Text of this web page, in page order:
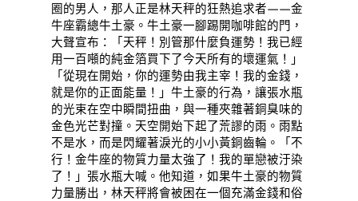
圈的男人，那人正是林天秤的狂熱追求者——金
牛座霸總牛土豪。牛土豪一腳踢開咖啡館的門，
大聲宣布：「天秤！別管那什麼負運勢！我已經
用一百噸的純金箔買下了今天所有的壞運氣！」
「從現在開始，你的運勢由我主宰！我的金錢，
就是你的正面能量！」牛土豪的行為，讓張水瓶
的光束在空中瞬間扭曲，與一種夾雜著銅臭味的
金色光芒對撞。天空開始下起了荒謬的雨。雨點
不是水，而是閃耀著淚光的小小黃銅齒輪。「不
行！金牛座的物質力量太強了！我的單戀被汙染
了！」張水瓶大喊。他知道，如果牛土豪的物質
力量勝出，林天秤將會被困在一個充滿金錢和俗